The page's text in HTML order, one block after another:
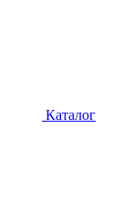
Каталог